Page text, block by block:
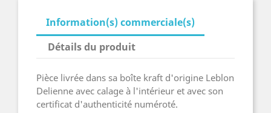
Information(s) commerciale(s)
Détails du produit
Pièce livrée dans sa boîte kraft d'origine Leblon
Delienne avec calage à l'intérieur et avec son
certificat d'authenticité numéroté.